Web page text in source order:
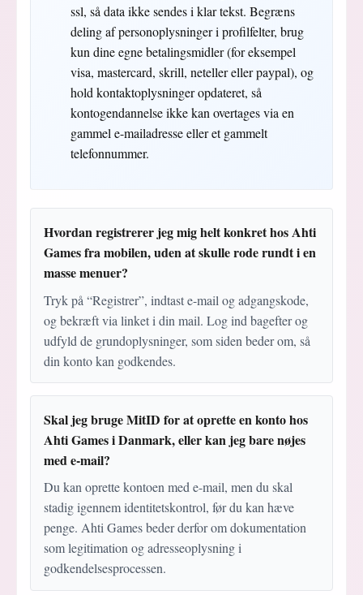
ssl, så data ikke sendes i klar tekst. Begræns
deling af personoplysninger i profilfelter, brug
kun dine egne betalingsmidler (for eksempel
visa, mastercard, skrill, neteller eller paypal), og
hold kontaktoplysninger opdateret, så
kontogendannelse ikke kan overtages via en
gammel e-mailadresse eller et gammelt
telefonnummer.
Hvordan registrerer jeg mig helt konkret hos Ahti
Games fra mobilen, uden at skulle rode rundt i en
masse menuer?
Tryk på “Registrer”, indtast e-mail og adgangskode,
og bekræft via linket i din mail. Log ind bagefter og
udfyld de grundoplysninger, som siden beder om, så
din konto kan godkendes.
Skal jeg bruge MitID for at oprette en konto hos
Ahti Games i Danmark, eller kan jeg bare nøjes
med e-mail?
Du kan oprette kontoen med e-mail, men du skal
stadig igennem identitetskontrol, før du kan hæve
penge. Ahti Games beder derfor om dokumentation
som legitimation og adresseoplysning i
godkendelsesprocessen.